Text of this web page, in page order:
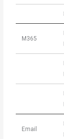
M365
Email